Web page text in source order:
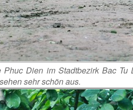
Phuc Dien im Stadtbezirk Bac
sehr schön aus.